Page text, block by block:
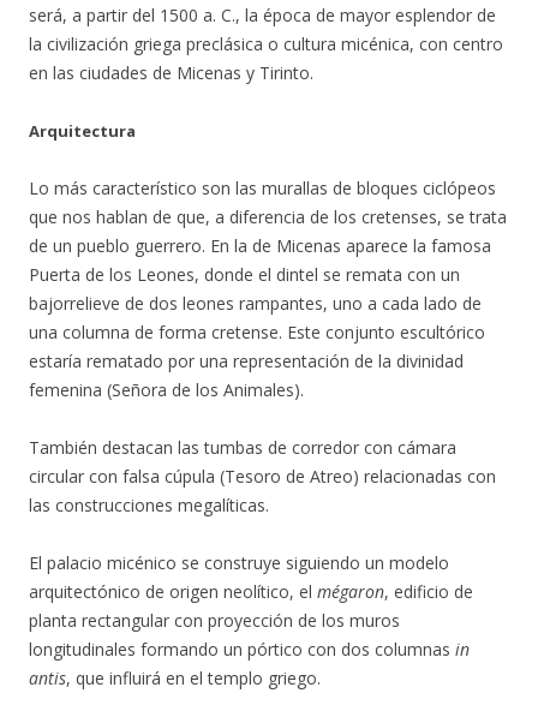
será, a partir del 1500 a. C., la época de mayor esplendor de
la civilización griega preclásica o cultura micénica, con centro
en las ciudades de Micenas y Tirinto.
Arquitectura
Lo más característico son las murallas de bloques ciclópeos
que nos hablan de que, a diferencia de los cretenses, se trata
de un pueblo guerrero. En la de Micenas aparece la famosa
Puerta de los Leones, donde el dintel se remata con un
bajorrelieve de dos leones rampantes, uno a cada lado de
una columna de forma cretense. Este conjunto escultórico
estaría rematado por una representación de la divinidad
femenina (Señora de los Animales).
También destacan las tumbas de corredor con cámara
circular con falsa cúpula (Tesoro de Atreo) relacionadas con
las construcciones megalíticas.
El palacio micénico se construye siguiendo un modelo
arquitectónico de origen neolítico, el mégaron, edificio de
planta rectangular con proyección de los muros
longitudinales formando un pórtico con dos columnas in
antis, que influirá en el templo griego.